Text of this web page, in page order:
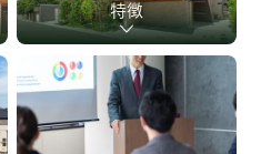
特徴